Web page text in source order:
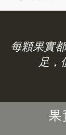
每顆果實
足，